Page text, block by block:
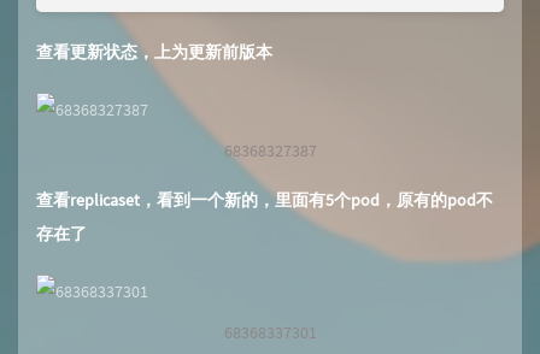
查看更新状态，上为更新前版本
68368327387
查看replicaset，看到一个新的，里面有5个pod，原有的pod不
存在了
68368337301